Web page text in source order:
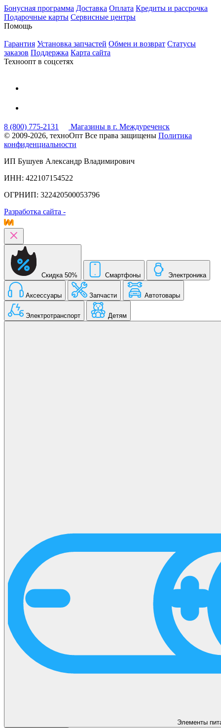
Бонусная программа Доставка Оплата Кредиты и рассрочка
Подарочные карты Сервисные центры
Помощь
Гарантия Установка запчастей Обмен и возврат Статусы
заказов Поддержка Карта сайта
Техноопт в соцсетях
8 (800) 775-2131
Магазины в г. Междуреченск
© 2009-2026, техноОпт Все права защищены Политика
конфиденциальности
ИП Бушуев Александр Владимирович
ИНН: 422107154522
ОГРНИП: 322420500053796
Разработка сайта -
Скидка 50% Смартфоны Электроника
Аксессуары Запчасти Автотовары
Электротранспорт Детям
Элементы